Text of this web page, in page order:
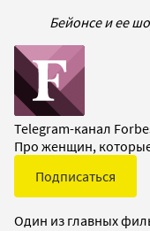
Бейонсе и ее
Telegram-канал
Про женщин,
Подписаться
Один из главных